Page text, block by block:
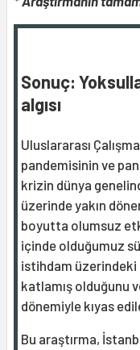
Sonuç:
algısı
Uluslararası
pandemisinin ve
krizin dünya
üzerinde yakın
boyutta olumsuz
içinde olduğumuz
istihdam üzerindeki
katlamış olduğunu
dönemiyle kıyas
Bu araştırma,